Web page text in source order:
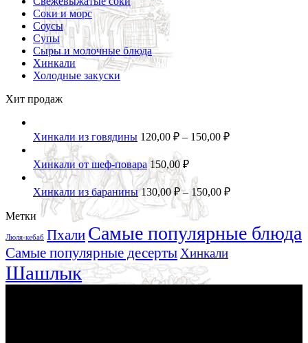
Соки и морс
Соусы
Супы
Сыры и молочные блюда
Хинкали
Холодные закуски
Хит продаж
Хинкали из говядины 120,00 ₽ – 150,00 ₽
Хинкали от шеф-повара 150,00₽
Хинкали из баранины 130,00₽– 150,00 ₽
Метки
Люля-кебаб Пхали Самые популярные блюда
Самые популярные десерты Хинкали
Шашлык